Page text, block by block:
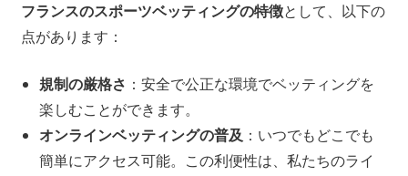
フランスのスポーツベッティングの特徴として、以下の
点があります：
規制の厳格さ ：安全で公正な環境でベッティングを
楽しむことができます。
オンラインベッティングの普及 ：いつでもどこでも
簡単にアクセス可能。この利便性は、私たちのライ